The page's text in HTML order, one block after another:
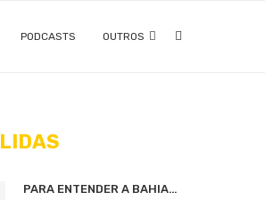
PODCASTS OUTROS
LIDAS
PARA ENTENDER A BAHIA…